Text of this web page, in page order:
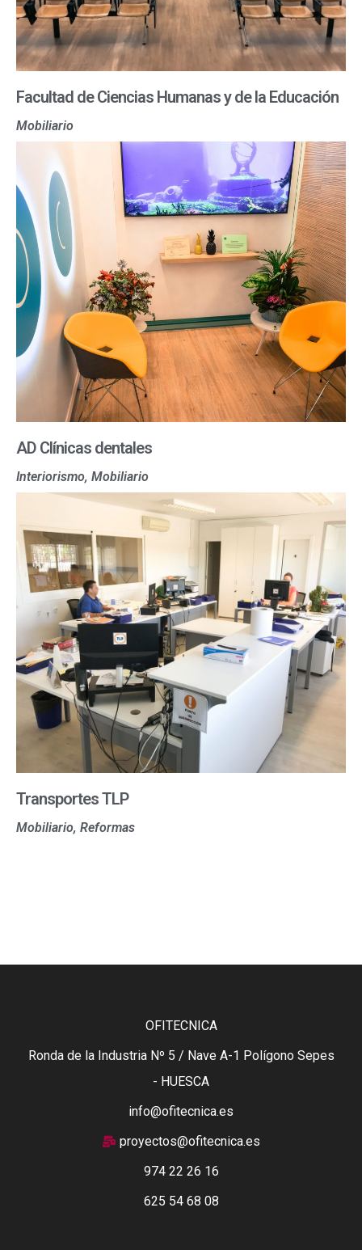
Facultad de Ciencias Humanas y de la Educación
Mobiliario
AD Clínicas dentales
Interiorismo, Mobiliario
Transportes TLP
Mobiliario, Reformas
OFITECNICA
Ronda de la Industria Nº 5 / Nave A-1 Polígono Sepes
- HUESCA
info@ofitecnica.es
proyectos@ofitecnica.es
974 22 26 16
625 54 68 08